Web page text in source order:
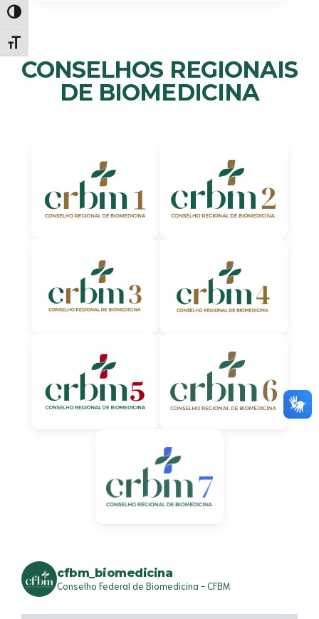
Alternar alto contraste
Alternar tamanho da fonte
CONSELHOS REGIONAIS
DE BIOMEDICINA
cfbm_biomedicina
Conselho Federal de Biomedicina - CFBM